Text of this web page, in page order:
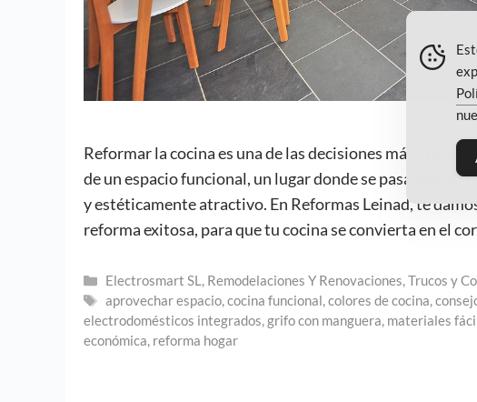
Reformar la cocina es una de las decisiones más
de un espacio funcional, un lugar donde se pasa
y estéticamente atractivo. En Reformas Leinad, te
reforma exitosa, para que tu cocina se convierta en el
Categorías
Electrosmart SL, Remodelaciones Y Renovaciones,Trucos y
Etiquetas
aprovechar espacio,cocina funcional,colores de cocina,
electrodomésticos integrados, grifo con manguera, materiales
económica, reforma hogar